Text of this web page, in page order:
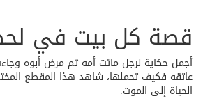
قصة كل بيت في
أجمل حكاية لرجل ماتت أمه ثم مرض أبوه
عاتقه فكيف تحملها، شاهد هذا المقطع
الحياة إلى الموت.